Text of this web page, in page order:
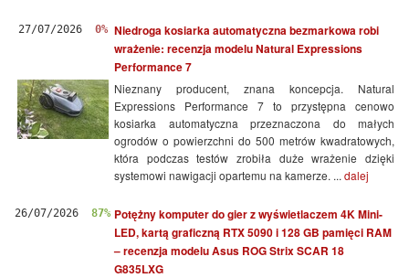
27/07/2026 0% Niedroga kosiarka automatyczna bezmarkowa robi
wrażenie: recenzja modelu Natural Expressions
Performance 7
Nieznany producent, znana koncepcja. Natural
Expressions Performance 7 to przystępna cenowo
kosiarka automatyczna przeznaczona do małych
ogrodów o powierzchni do 500 metrów kwadratowych,
która podczas testów zrobiła duże wrażenie dzięki
systemowi nawigacji opartemu na kamerze. ... dalej
26/07/2026 87% Potężny komputer do gier z wyświetlaczem 4K Mini-
LED, kartą graficzną RTX 5090 i 128 GB pamięci RAM
– recenzja modelu Asus ROG Strix SCAR 18
G835LXG